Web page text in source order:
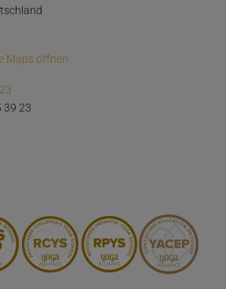
Maps öffnen
39 23